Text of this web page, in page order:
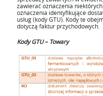
zawierać oznaczenia
oznaczenia identyfikujące
usług (kody GTU). Kody te
dotyczą faktur przychodowych.
Kody GTU– Towary